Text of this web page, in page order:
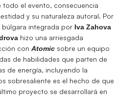
todo el evento, consecuencia
y su naturaleza autoral. Por
búlgara integrada por Iva Zahova
hizo una arriesgada
con Atomic sobre un equipo
de habilidades que parten de
de energía, incluyendo la
sobresaliente es el hecho de que
proyecto se desarrollará en